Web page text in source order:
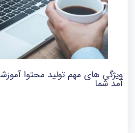
ویژگی های مهم تولید محتوا
آمد شما